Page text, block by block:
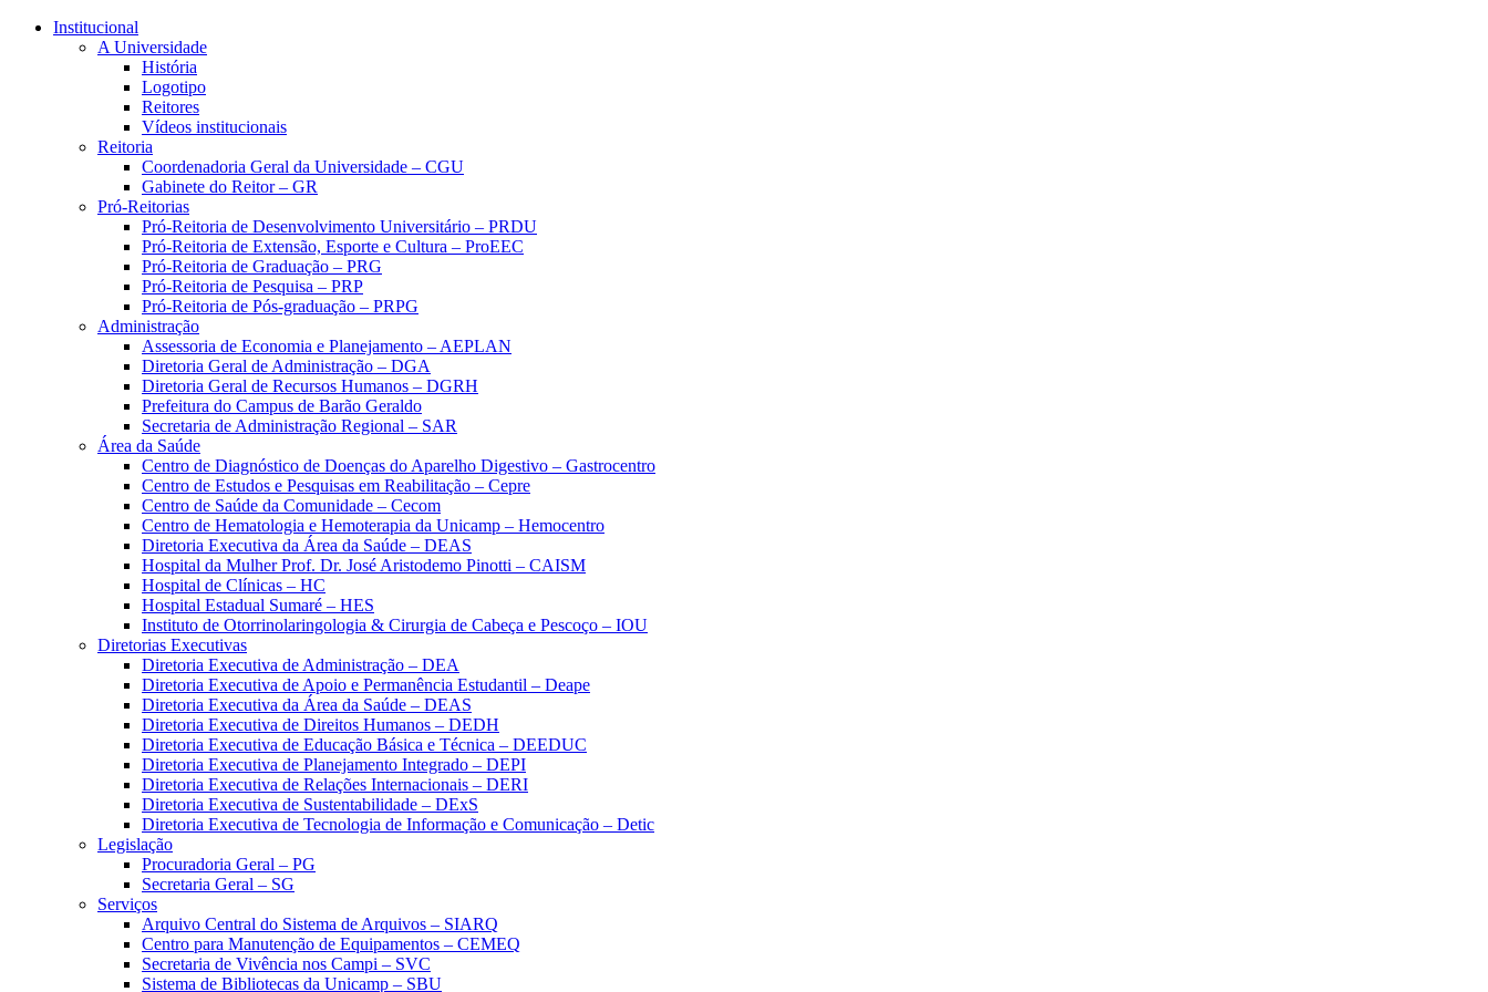
Conteúdo principal
Institucional
A Universidade
História
Logotipo
Reitores
Vídeos institucionais
Reitoria
Coordenadoria Geral da Universidade – CGU
Gabinete do Reitor – GR
Pró-Reitorias
Pró-Reitoria de Desenvolvimento Universitário – PRDU
Pró-Reitoria de Extensão, Esporte e Cultura – ProEEC
Pró-Reitoria de Graduação – PRG
Pró-Reitoria de Pesquisa – PRP
Pró-Reitoria de Pós-graduação – PRPG
Administração
Assessoria de Economia e Planejamento – AEPLAN
Diretoria Geral de Administração – DGA
Diretoria Geral de Recursos Humanos – DGRH
Prefeitura do Campus de Barão Geraldo
Secretaria de Administração Regional – SAR
Área da Saúde
Centro de Diagnóstico de Doenças do Aparelho Digestivo – Gastrocentro
Centro de Estudos e Pesquisas em Reabilitação – Cepre
Centro de Saúde da Comunidade – Cecom
Centro de Hematologia e Hemoterapia da Unicamp – Hemocentro
Diretoria Executiva da Área da Saúde – DEAS
Hospital da Mulher Prof. Dr. José Aristodemo Pinotti – CAISM
Hospital de Clínicas – HC
Hospital Estadual Sumaré – HES
Instituto de Otorrinolaringologia & Cirurgia de Cabeça e Pescoço – IOU
Diretorias Executivas
Diretoria Executiva de Administração – DEA
Diretoria Executiva de Apoio e Permanência Estudantil – Deape
Diretoria Executiva da Área da Saúde – DEAS
Diretoria Executiva de Direitos Humanos – DEDH
Diretoria Executiva de Educação Básica e Técnica – DEEDUC
Diretoria Executiva de Planejamento Integrado – DEPI
Diretoria Executiva de Relações Internacionais – DERI
Diretoria Executiva de Sustentabilidade – DExS
Diretoria Executiva de Tecnologia de Informação e Comunicação – Detic
Legislação
Procuradoria Geral – PG
Secretaria Geral – SG
Serviços
Arquivo Central do Sistema de Arquivos – SIARQ
Centro para Manutenção de Equipamentos – CEMEQ
Secretaria de Vivência nos Campi – SVC
Sistema de Bibliotecas da Unicamp – SBU